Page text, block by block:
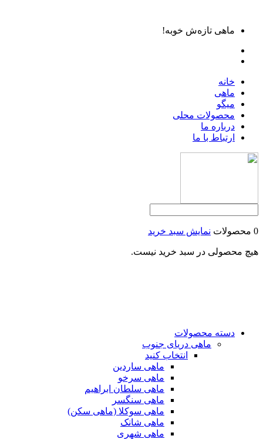
ماهی تازه‌ش خوبه!
خانه
ماهی
میگو
محصولات محلی
درباره ما
ارتباط با ما
0 محصولات نمایش سبد خرید
هیچ محصولی در سبد خرید نیست.
دسته محصولات
ماهی دریای جنوب
انتخاب کنید
ماهی ساردین
ماهی سرخو
ماهی سلطان ابراهیم
ماهی سنگسر
ماهی سوکلا (ماهی سکن)
ماهی شانک
ماهی شهری